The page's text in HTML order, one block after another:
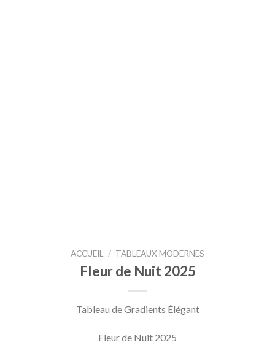
ACCUEIL / TABLEAUX MODERNES
Fleur de Nuit 2025
Tableau de Gradients Élégant
Fleur de Nuit 2025